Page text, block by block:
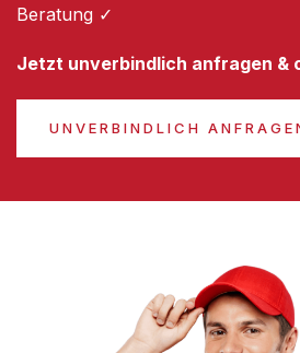
Beratung ✓
Jetzt unverbindlich anfragen &
UNVERBINDLICH